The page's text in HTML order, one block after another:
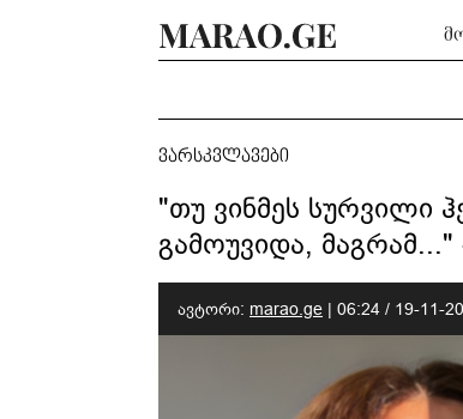
ვარსკვლავები
"თუ ვინმეს სურვილი
გამოუვიდა,
ავტორი: marao.ge | 06:24 / 19-11-